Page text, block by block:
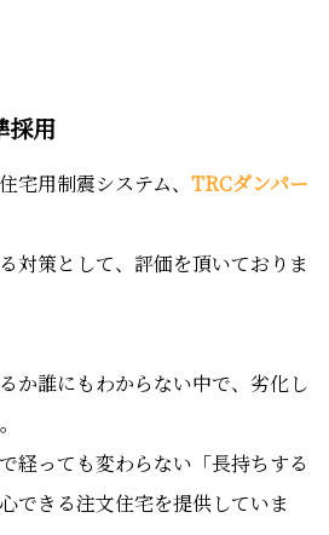
採用
宅用制震システム、 TRCダンパー
対策として、評価を頂いておりま
か誰にもわからない中で、劣化し
経っても変わらない「長持ちする
できる注文住宅を提供していま